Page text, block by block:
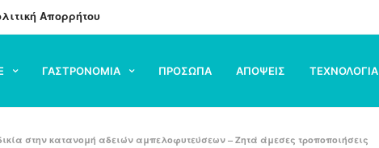
Απορρήτου
ΓΑΣΤΡΟΝΟΜΙΑ ΠΡΟΣΩΠΑ ΑΠΟΨΕΙΣ ΤΕΧΝΟΛΟΓΙΑ
στην κατανομή αδειών αμπελοφυτεύσεων – Ζητά άμεσες τροποποιήσεις